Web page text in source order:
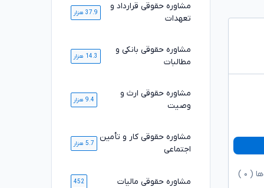
( ۰
مشاوره حقوقی قرارداد و
تعهدات
37.9 هزار
مشاوره حقوقی بانکی و
مطالبات
14.3 هزار
مشاوره حقوقی ارث و
وصیت
9.4 هزار
مشاوره حقوقی کار و تأمین
اجتماعی
5.7 هزار
مشاوره حقوقی مالیات 452